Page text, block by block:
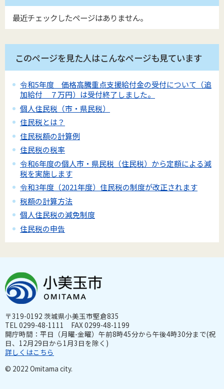
最近チェックしたページはありません。
このページを見た人はこんなページも見ています
令和5年度 価格高騰重点支援給付金の受付について（追
加給付 ７万円）は受付終了しました。
個人住民税（市・県民税）
住民税とは？
住民税額の計算例
住民税の税率
令和6年度の個人市・県民税（住民税）から定額による減
税を実施します
令和3年度（2021年度）住民税の制度が改正されます
税額の計算方法
個人住民税の減免制度
住民税の申告
〒319-0192 茨城県小美玉市堅倉835
TEL 0299-48-1111 FAX 0299-48-1199
開庁時間：平日（月曜-金曜）午前8時45分から午後4時30分まで(祝
日、12月29日から1月3日を除く)
詳しくはこちら
© 2022 Omitama city.